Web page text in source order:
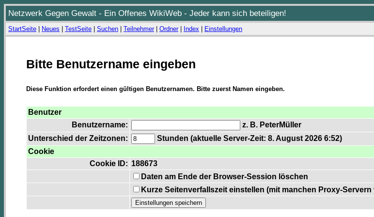
Netzwerk Gegen Gewalt - Ein Offenes WikiWeb - Jeder kann sich beteiligen!
StartSeite Neues TestSeite Suchen Teilnehmer| Ordner| Index Einstellungen
Bitte Benutzername eingeben
Diese Funktion erfordert einen gültigen Benutzernamen. Bitte zuerst Namen eingeben.
Benutzer
Benutzername:
z. B. PeterMüller
Unterschied der Zeitzonen:
Stunden (aktuelle Server-Zeit: 8. August 2026 6:52)
Cookie
Cookie ID: 188673
Daten am Ende der Browser-Session löschen
Kurze Seitenverfallszeit einstellen (mit manchen Proxy-Servern